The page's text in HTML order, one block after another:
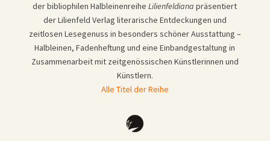
der bibliophilen HalbleinenreiheLilienfeldiana präsentiert
der Lilienfeld Verlag literarische Entdeckungen und
zeitlosen Lesegenuss in besonders schöner Ausstattung –
Halbleinen, Fadenheftung und eine Einbandgestaltung in
Zusammenarbeit mit zeitgenössischen Künstlerinnen und
Künstlern.
Alle Titel der Reihe